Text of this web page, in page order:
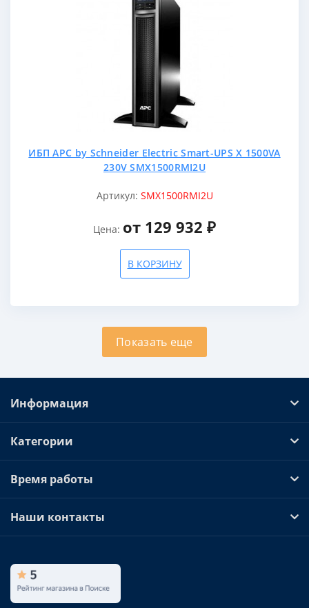
ИБП APC by Schneider Electric Smart-UPS X 1500VA
230V SMX1500RMI2U
Артикул: SMX1500RMI2U
Цена: от 129 932 ₽
В КОРЗИНУ
Показать еще
Информация
Категории
Время работы
Наши контакты